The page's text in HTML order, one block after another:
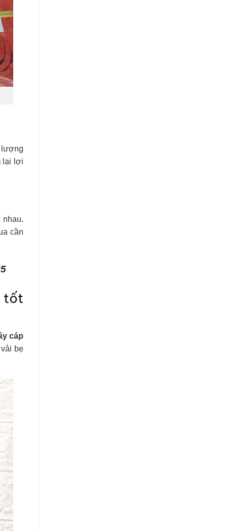
lượng
lại lợi
nhau.
cần
tốt
cáp
bẹ